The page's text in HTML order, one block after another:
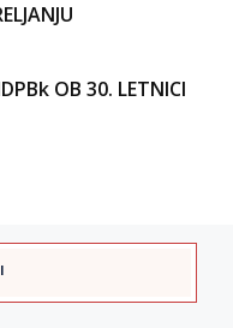
OB 30. LETNICI